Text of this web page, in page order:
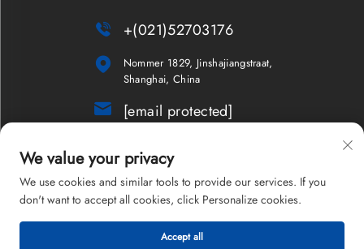
 +(021)52703176

Nommer 1829, Jinshajiangstraat,
Shanghai, China
 [email protected]
Nuusbrief
Kopiereg © 2026 Shanghai Maxam Company Limited. Alle regte
We value your privacy
We use cookies and similar tools to provide our services. If you
don't want to accept all cookies, click Personalize cookies.
Accept all